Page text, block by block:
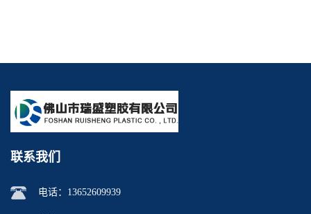
联系我们
电话： 13652609939